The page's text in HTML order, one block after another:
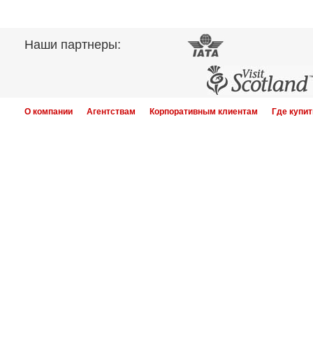
Наши партнеры:
О компании Агентствам Корпоративным клиентам Где